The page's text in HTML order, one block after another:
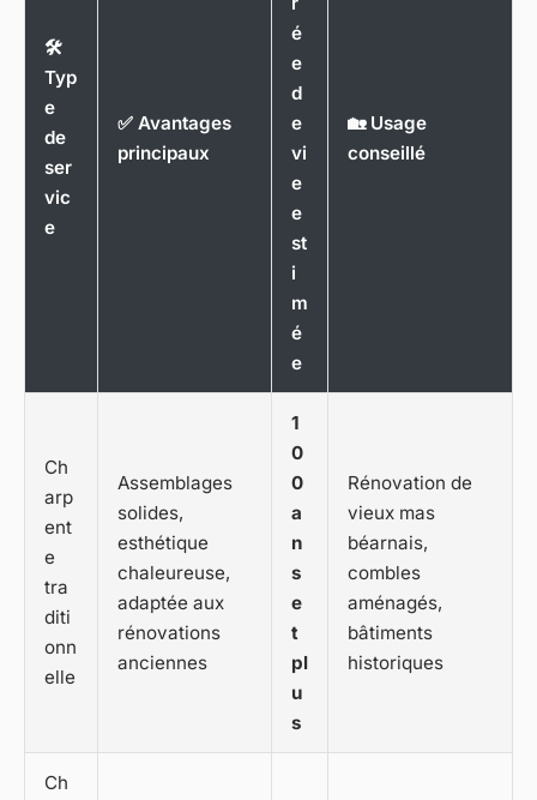
🛠️
Typ
e
de
ser
vic
e
✅ Avantages
principaux
é
e
d
e
vi
e
e
st
i
m
é
e
🏡 Usage
conseillé
Ch
arp
ent
e
tra
diti
onn
elle
Assemblages
solides,
esthétique
chaleureuse,
adaptée aux
rénovations
anciennes
1
0
0
a
n
s
e
t
pl
u
s
Rénovation de
vieux mas
béarnais,
combles
aménagés,
bâtiments
historiques
Ch